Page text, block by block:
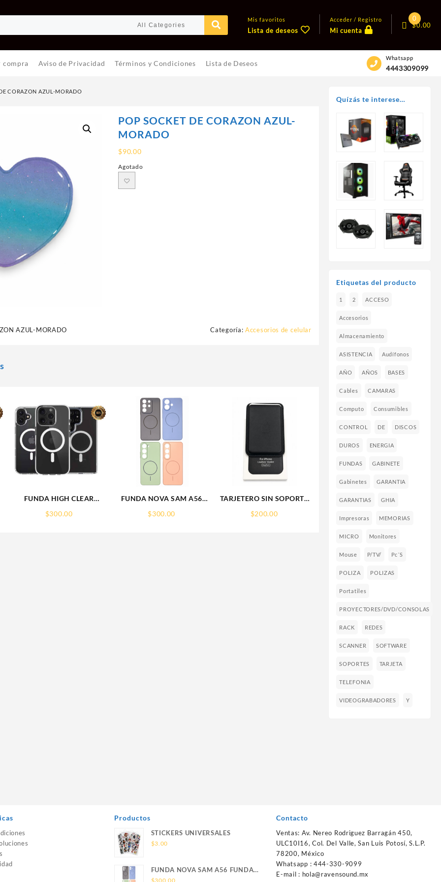
Mis favoritos
Lista de deseos
Acceder / Registro
Mi cuenta
0
$0.00
compra Aviso de Privacidad Términos y Condiciones Lista de Deseos
Whatsapp
4443309099
CORAZON AZUL-MORADO
POP SOCKET DE CORAZON AZUL-
MORADO
$90.00
Agotado
AZUL-MORADO Categoría:Accesorios de celular
FUNDA HIGH CLEAR
WEKOVER
$300.00
FUNDA NOVA SAM A56
SOPORTE MAGNETICO
$300.00
TARJETERO SIN SOPORTE
LEATHER WALLET
$200.00
Quízás te interese…
Etiquetas del producto
1 2 ACCESO
Accesorios
Almacenamiento
ASISTENCIA Audífonos
AÑO AÑOS BASES
Cables CAMARAS
Computo Consumibles
CONTROL DE DISCOS
DUROS ENERGIA
FUNDAS GABINETE
Gabinetes GARANTIA
GARANTIAS GHIA
Impresoras MEMORIAS
MICRO Monitores
Mouse P/TV/ Pc´s
POLIZA POLIZAS
Portatiles
PROYECTORES/DVD/CONSOLAS
RACK REDES
SCANNER SOFTWARE
SOPORTES TARJETA
TELEFONIA
VIDEOGRABADORES Y
Productos
STICKERS UNIVERSALES
$3.00
FUNDA NOVA SAM A56 FUNDA
SILICONA SIN SOPORTE
$300.00
Contacto
Ventas: Av. Nereo Rodriguez Barragán 450,
ULC10I16, Col. Del Valle, San Luis Potosí, S.L.P.
78200, México
Whatsapp : 444-330-9099
E-mail : hola@ravensound.mx